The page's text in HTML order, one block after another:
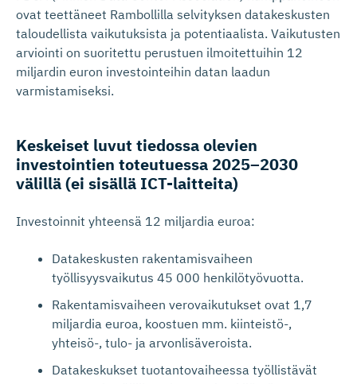
ovat teettäneet Rambollilla selvityksen datakeskusten
taloudellista vaikutuksista ja potentiaalista. Vaikutusten
arviointi on suoritettu perustuen ilmoitettuihin 12
miljardin euron investointeihin datan laadun
varmistamiseksi.
Keskeiset luvut tiedossa olevien
investointien toteutuessa 2025–2030
välillä (ei sisällä ICT-laitteita)
Investoinnit yhteensä 12 miljardia euroa:
Datakeskusten rakentamisvaiheen
työllisyysvaikutus 45 000 henkilötyövuotta.
Rakentamisvaiheen verovaikutukset ovat 1,7
miljardia euroa, koostuen mm. kiinteistö-,
yhteisö-, tulo- ja arvonlisäveroista.
Datakeskukset tuotantovaiheessa työllistävät